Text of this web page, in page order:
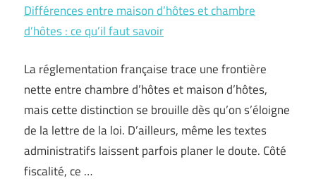
Différences entre maison d’hôtes et chambre
d’hôtes : ce qu’il faut savoir
La réglementation française trace une frontière
nette entre chambre d’hôtes et maison d’hôtes,
mais cette distinction se brouille dès qu’on s’éloigne
de la lettre de la loi. D’ailleurs, même les textes
administratifs laissent parfois planer le doute. Côté
fiscalité, ce …